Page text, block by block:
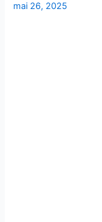
mai 26, 2025